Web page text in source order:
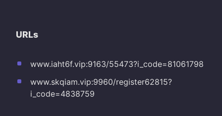
URLs
www.iaht6f.vip:9163/55473?i_code=81061798
www.skqiam.vip:9960/register62815?
i_code=4838759